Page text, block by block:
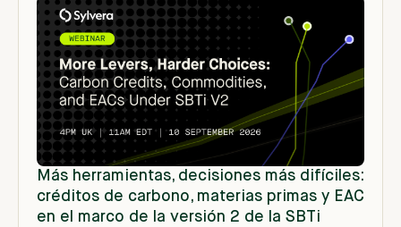
Más herramientas, decisiones más difíciles:
créditos de carbono, materias primas y EAC
en el marco de la versión 2 de la SBTi